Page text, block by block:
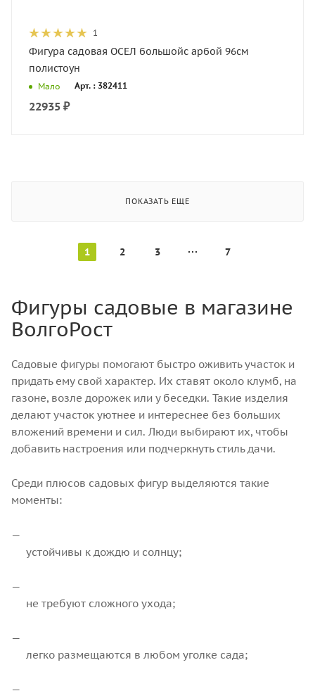
1
Фигура садовая ОСЕЛ большойс арбой 96см
полистоун
Мало Арт. : 382411
22935 ₽
ПОКАЗАТЬ ЕЩЕ
1 2 3 7
Фигуры садовые в магазине
ВолгоРост
Садовые фигуры помогают быстро оживить участок и
придать ему свой характер. Их ставят около клумб, на
газоне, возле дорожек или у беседки. Такие изделия
делают участок уютнее и интереснее без больших
вложений времени и сил. Люди выбирают их, чтобы
добавить настроения или подчеркнуть стиль дачи.
Среди плюсов садовых фигур выделяются такие
моменты:
устойчивы к дождю и солнцу;
не требуют сложного ухода;
легко размещаются в любом уголке сада;